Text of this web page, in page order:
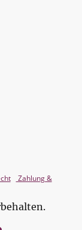
Zahlung &